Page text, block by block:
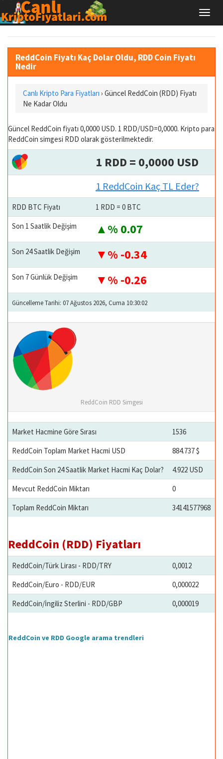
ReddCoin Fiyatı Kaç Dolar Oldu, RDD Coin Fiyatı
Nedir
Canlı Kripto Para Fiyatları › Güncel ReddCoin (RDD) Fiyatı
Ne Kadar Oldu
Güncel ReddCoin fiyatı 0,0000 USD. 1 RDD/USD=0,0000. Kripto para
ReddCoin simgesi RDD olarak gösterilmektedir.
1 RDD = 0,0000 USD
1 ReddCoin Kaç TL Eder?
RDD BTC Fiyatı
1 RDD = 0 BTC
Son 1 Saatlik Değişim
% 0.07
Son 24 Saatlik Değişim % -0.34
Son 7 Günlük Değişim % -0.26
Güncelleme Tarihi: 07 Ağustos 2026, Cuma 10:30:02
ReddCoin RDD Simgesi
Market Hacmine Göre Sırası
1536
ReddCoin Toplam Market Hacmi USD
884.737 $
ReddCoin Son 24 Saatlik Market Hacmi Kaç Dolar?
4.922 USD
Mevcut ReddCoin Miktarı
0
Toplam ReddCoin Miktarı
34141577968
ReddCoin (RDD) Fiyatları
ReddCoin/Türk Lirası - RDD/TRY
0,0012
ReddCoin/Euro - RDD/EUR
0,000022
ReddCoin/İngiliz Sterlini - RDD/GBP
0,000019
ReddCoin ve RDD Google arama trendleri